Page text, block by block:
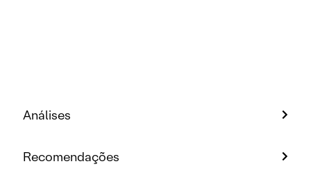
Análises
Recomendações